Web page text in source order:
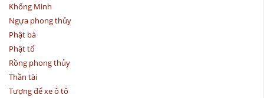
Khổng Minh
Ngựa phong thủy
Phật bà
Phật tổ
Rồng phong thủy
Thần tài
Tượng để xe ô tô